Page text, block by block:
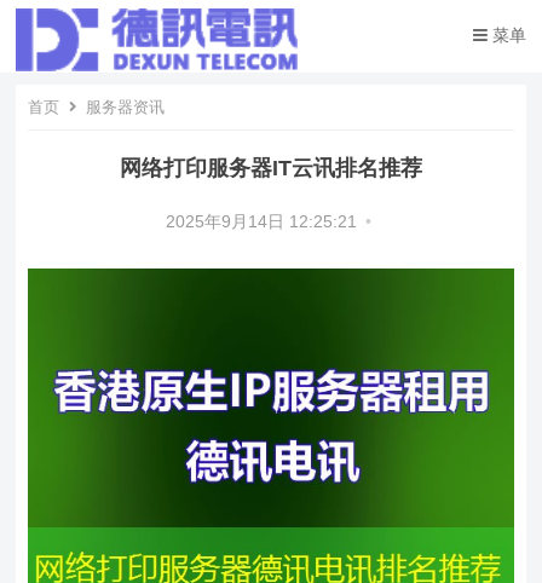
菜单
首页 服务器资讯
网络打印服务器IT云讯排名推荐
2025年9月14日 12:25:21 •